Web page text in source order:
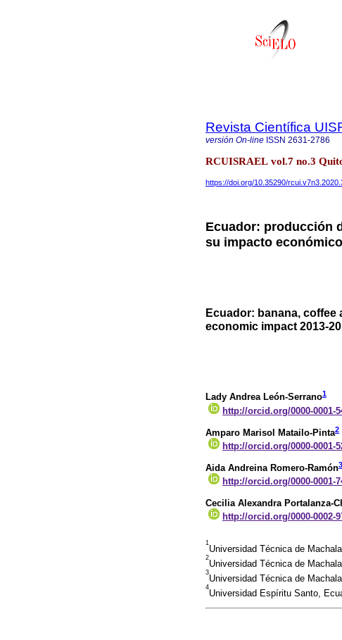
Revista Científica
versión On-line ISSN 2631-2786
RCUISRAEL vol.7 no.3
https://doi.org/10.35290/
Ecuador: producción
su impacto
Ecuador: banana,
economic impact 2013-
Lady Andrea León-Serrano1
http://orcid.org/0000-0001-
Amparo Marisol Matailo-Pinta2
http://orcid.org/0000-0001-
Aida Andreina Romero-Ramón3
http://orcid.org/0000-0001-
Cecilia Alexandra Portalanza-
http://orcid.org/0000-0002-
1
Universidad Técnica de
2
Universidad Técnica de
3
Universidad Técnica de
4
Universidad Espíritu Santo,